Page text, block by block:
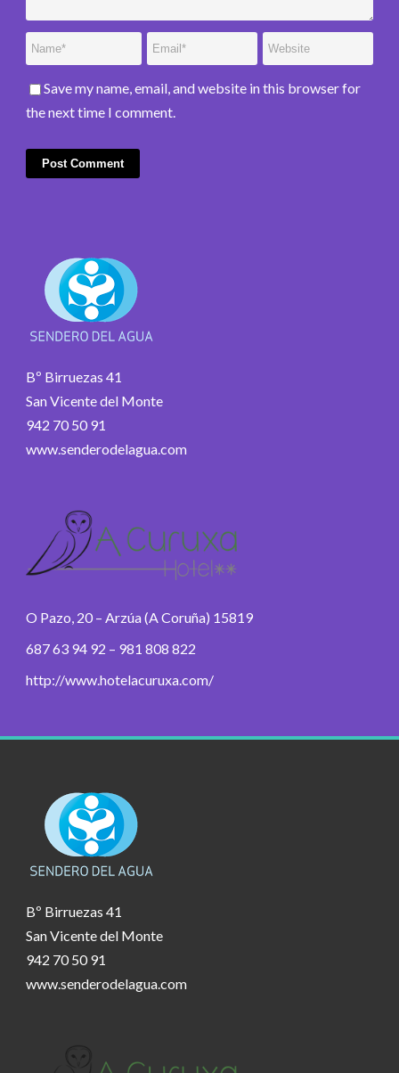
Save my name, email, and website in this browser for
the next time I comment.
Bº Birruezas 41
San Vicente del Monte
942 70 50 91
www.senderodelagua.com
O Pazo, 20 – Arzúa (A Coruña) 15819
687 63 94 92 – 981 808 822
http://www.hotelacuruxa.com/
Bº Birruezas 41
San Vicente del Monte
942 70 50 91
www.senderodelagua.com